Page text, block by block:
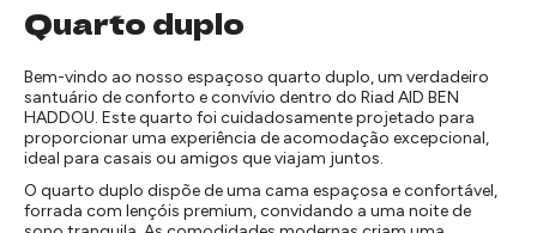
Quarto duplo
Bem-vindo ao nosso espaçoso quarto duplo, um verdadeiro
santuário de conforto e convívio dentro do Riad AID BEN
HADDOU. Este quarto foi cuidadosamente projetado para
proporcionar uma experiência de acomodação excepcional,
ideal para casais ou amigos que viajam juntos.
O quarto duplo dispõe de uma cama espaçosa e confortável,
forrada com lençóis premium, convidando a uma noite de